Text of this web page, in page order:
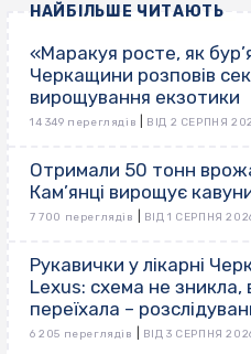
НАЙБІЛЬШЕ ЧИТАЮТЬ
«Маракуя росте, як
Черкащини розповів
вирощування екзотики
14 349 переглядів ВІД 2 СЕРПНЯ
Отримали 50 тонн
Кам’янці вирощує
7 700 переглядів ВІД 1 СЕРПНЯ
Рукавички у лікарні
Lexus: схема не зникла,
переїхала –
6 205 переглядів ВІД 3 СЕРПНЯ